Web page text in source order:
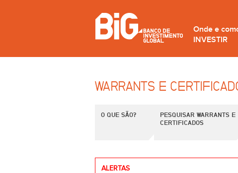
Onde e
INVESTIR
WARRANTS E
O QUE SÃO?
PESQUISAR WARRANTS E
CERTIFICADOS
ALERTAS